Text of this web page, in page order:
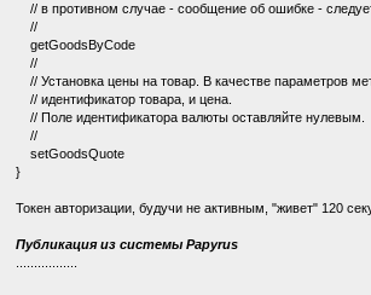
// в противном случае - сообщение об ошибке -
//
getGoodsByCode
//
// Установка цены на товар. В качестве параметров
// идентификатор товара, и цена.
// Поле идентификатора валюты оставляйте нулевым.
//
setGoodsQuote
}
Токен авторизации, будучи не активным, "живет" 120
Публикация из системы Papyrus